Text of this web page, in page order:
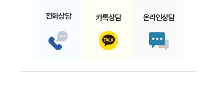
전화상담 카톡상담 온라인상담